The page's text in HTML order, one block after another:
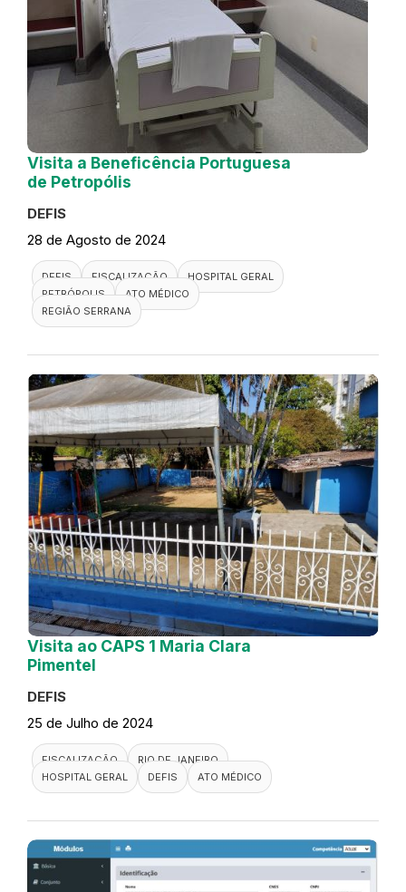
Visita a Beneficência Portuguesa
de Petropólis
DEFIS
28 de Agosto de 2024
DEFIS FISCALIZAÇÃO
HOSPITAL GERAL
PETRÓPOLIS
ATO MÉDICO
REGIÃO SERRANA
Visita ao CAPS 1 Maria Clara
Pimentel
DEFIS
25 de Julho de 2024
FISCALIZAÇÃO
RIO DE JANEIRO
HOSPITAL GERAL
DEFIS ATO MÉDICO